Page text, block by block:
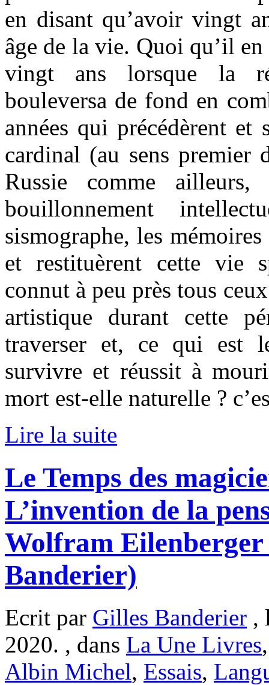
en disant qu’avoir vingt
âge de la vie. Quoi qu’il
vingt ans lorsque la
bouleversa de fond en
années qui précédèrent et
cardinal (au sens premier
Russie comme ailleurs,
bouillonnement
sismographe, les
et restituèrent cette vie
connut à peu près tous
artistique durant cette
traverser et, ce qui est
survivre et réussit à
mort est-elle naturelle ?
Lire la suite
Le Temps des
L’invention de la
Wolfram
Banderier)
Ecrit par Gilles Banderier ,
2020. , dans La Une Livres
Albin Michel, Essais,